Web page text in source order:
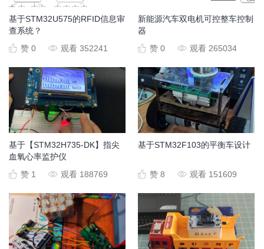
基于STM32U575的RFID信息审
查系统？
赞 0
观看 352241
新能源汽车双电机可控整车控制
器
赞 0
观看 265034
基于【STM32H735-DK】指尖
血氧心率监护仪
赞 1
观看 188769
基于STM32F103的平衡车设计
赞 8 观看 151609